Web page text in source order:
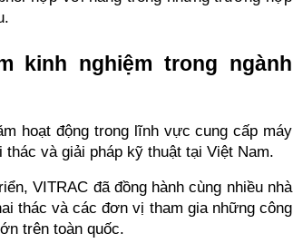
kinh nghiệm trong ngành
hoạt động trong lĩnh vực cung cấp máy
và giải pháp kỹ thuật tại Việt Nam.
VITRAC đã đồng hành cùng nhiều nhà
thác và các đơn vị tham gia những công
trên toàn quốc.